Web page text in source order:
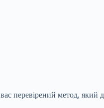
перевірений метод,